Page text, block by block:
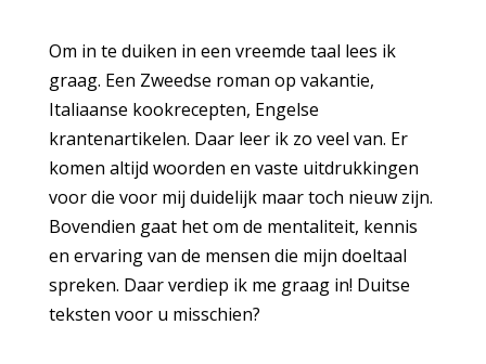
Om in te duiken in een vreemde taal lees ik
graag. Een Zweedse roman op vakantie,
Italiaanse kookrecepten, Engelse
krantenartikelen. Daar leer ik zo veel van. Er
komen altijd woorden en vaste uitdrukkingen
voor die voor mij duidelijk maar toch nieuw zijn.
Bovendien gaat het om de mentaliteit, kennis
en ervaring van de mensen die mijn doeltaal
spreken. Daar verdiep ik me graag in! Duitse
teksten voor u misschien?